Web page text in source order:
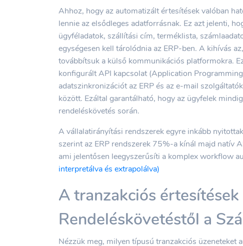
Ahhoz, hogy az automatizált értesítések valóban
lennie az elsődleges adatforrásnak. Ez azt jelenti,
ügyféladatok, szállítási cím, terméklista,
egységesen kell tárolódnia az ERP-ben. A kihívás
továbbítsuk a külső kommunikációs platformokra.
konfigurált API kapcsolat (Application
adatszinkronizációt az ERP és az e-mail
között. Ezáltal garantálható, hogy az ügyfelek
rendeléskövetés során.
A vállalatirányítási rendszerek egyre inkább
szerint az ERP rendszerek 75%-a kínál majd natív
ami jelentősen leegyszerűsíti a komplex workflow
interpretálva és extrapolálva)
A tranzakciós
Rendeléskövetéstől a
Nézzük meg, milyen típusú tranzakciós üzeneteket